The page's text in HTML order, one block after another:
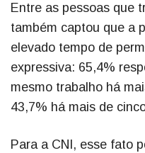
Entre as pessoas que
também captou que a
elevado tempo de
expressiva: 65,4%
mesmo trabalho há
43,7% há mais de
Para a CNI, esse fato